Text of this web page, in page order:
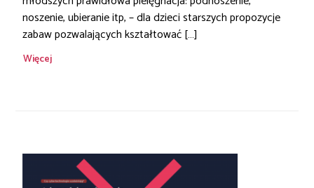
noszenie, ubieranie itp, – dla dzieci starszych propozycje
zabaw pozwalających kształtować […]
Więcej